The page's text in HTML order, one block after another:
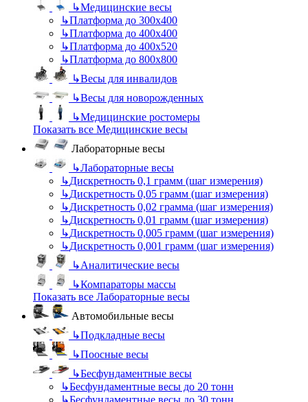
↳Медицинские весы
↳Платформа до 300х400
↳Платформа до 400х400
↳Платформа до 400х520
↳Платформа до 800х800
↳Весы для инвалидов
↳Весы для новорожденных
↳Медицинские ростомеры
Показать все Медицинские весы
Лабораторные весы
↳Лабораторные весы
↳Дискретность 0,1 грамм (шаг измерения)
↳Дискретность 0,05 грамм (шаг измерения)
↳Дискретность 0,02 грамма (шаг измерения)
↳Дискретность 0,01 грамм (шаг измерения)
↳Дискретность 0,005 грамм (шаг измерения)
↳Дискретность 0,001 грамм (шаг измерения)
↳Аналитические весы
↳Компараторы массы
Показать все Лабораторные весы
Автомобильные весы
↳Подкладные весы
↳Поосные весы
↳Бесфундаментные весы
↳Бесфундаментные весы до 20 тонн
↳Бесфундаментные весы до 30 тонн